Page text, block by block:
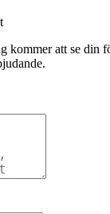
kommer att se din